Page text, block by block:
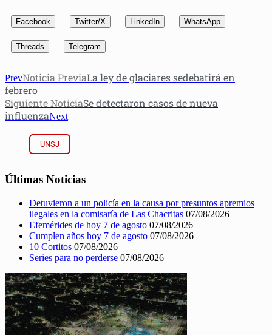
Facebook Twitter/X LinkedIn WhatsApp
Threads Telegram
PrevNoticia PreviaLa ley de glaciares sedebatirá en
febrero
Siguiente NoticiaSe detectaron casos de nueva
influenzaNext
UNSJ
Últimas Noticias
Detuvieron a un policía en la causa por presuntos apremios
ilegales en la comisaría de Las Chacritas 07/08/2026
Efemérides de hoy 7 de agosto 07/08/2026
Cumplen años hoy 7 de agosto 07/08/2026
10 Cortitos 07/08/2026
Series para no perderse 07/08/2026